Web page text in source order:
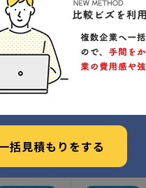
ームページ定期更新・運営
、翻訳から製本までＤＴＰシス
など幅広い分野に対して事業展
括見積もりをする